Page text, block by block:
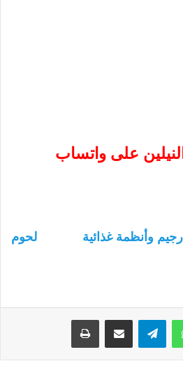
على واتساب
رجيم وأنظمة غذائية
لحوم
واتساب